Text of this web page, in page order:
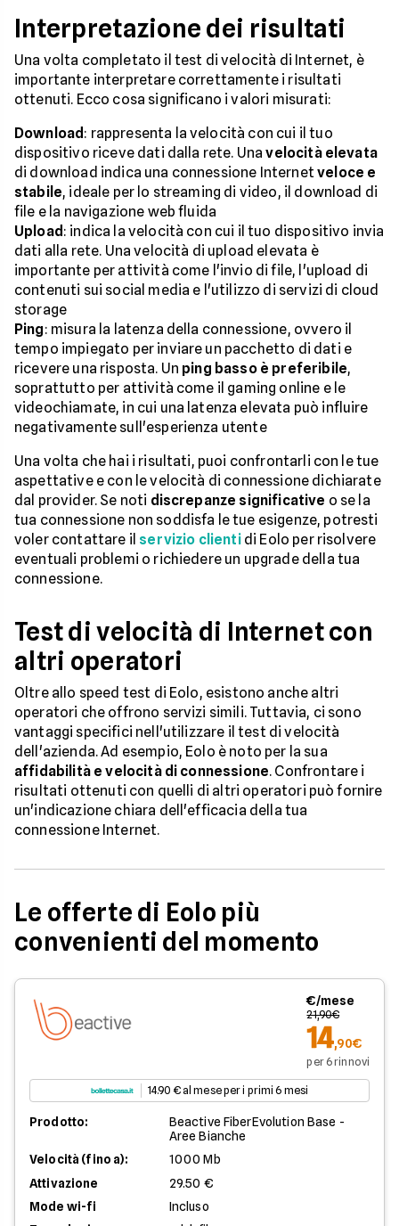
Interpretazione dei risultati
Una volta completato il test di velocità di Internet, è
importante interpretare correttamente i risultati
ottenuti. Ecco cosa significano i valori misurati:
Download : rappresenta la velocità con cui il tuo
dispositivo riceve dati dalla rete. Unavelocità elevata
di download indica una connessione Internetveloce e
stabile, ideale per lo streaming di video, il download di
file e la navigazione web fluida
Upload : indica la velocità con cui il tuo dispositivo invia
dati alla rete. Una velocità di upload elevata è
importante per attività come l'invio di file, l'upload di
contenuti sui social media e l'utilizzo di servizi di cloud
storage
Ping: misura la latenza della connessione, ovvero il
tempo impiegato per inviare un pacchetto di dati e
ricevere una risposta. Un ping basso è preferibile,
soprattutto per attività come il gaming online e le
videochiamate, in cui una latenza elevata può influire
negativamente sull'esperienza utente
Una volta che hai i risultati, puoi confrontarli con le tue
aspettative e con le velocità di connessione dichiarate
dal provider. Se noti discrepanze significative o se la
tua connessione non soddisfa le tue esigenze, potresti
voler contattare il servizio clientidi Eolo per risolvere
eventuali problemi o richiedere un upgrade della tua
connessione.
Test di velocità di Internet con
altri operatori
Oltre allo speed test di Eolo, esistono anche altri
operatori che offrono servizi simili. Tuttavia, ci sono
vantaggi specifici nell'utilizzare il test di velocità
dell'azienda. Ad esempio, Eolo è noto per la sua
affidabilità e velocità di connessione. Confrontare i
risultati ottenuti con quelli di altri operatori può fornire
un'indicazione chiara dell'efficacia della tua
connessione Internet.
Le offerte di Eolo più
convenienti del momento
€/mese
21,90€
14,90€
per 6 rinnovi
14.90 € al mese per i primi 6 mesi
Prodotto:
Beactive FiberEvolution Base -
Aree Bianche
Velocità (fino a):
1000 Mb
Attivazione
29.50 €
Mode wi-fi
Incluso